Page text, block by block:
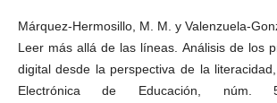
Márquez-Hermosillo, M. M. y Valenzuela-
Leer más allá de las líneas. Análisis de los
digital desde la perspectiva de la
Electrónica de Educación, núm.